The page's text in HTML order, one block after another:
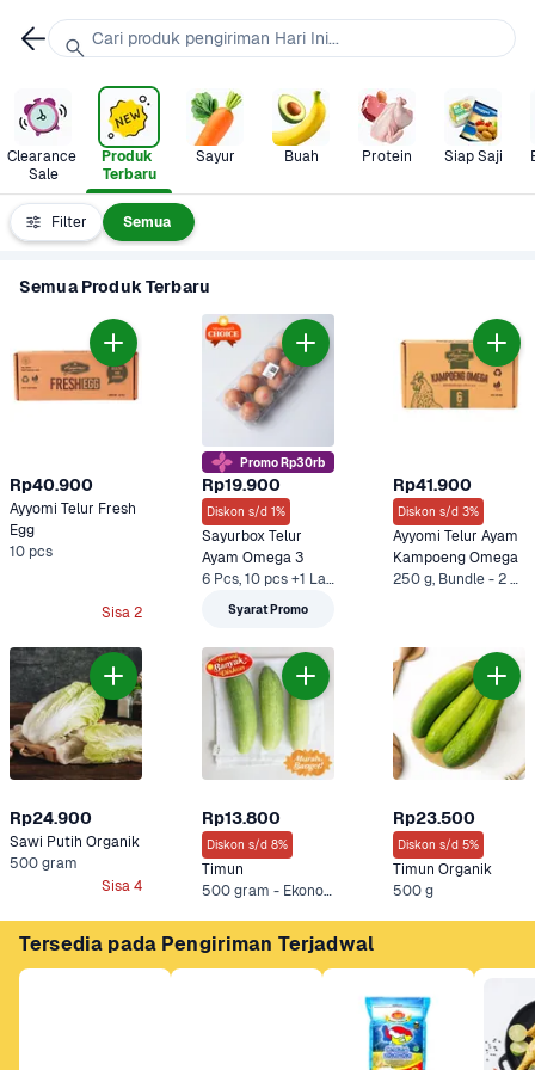
Clearance
Sale
Produk
Terbaru
Sayur Buah Protein Siap Saji
Filter Semua
Semua Produk Terbaru
Rp40.900
Ayyomi Telur Fresh
Egg
10 pcs
Sisa 2
Promo Rp30rb
Rp19.900
Diskon s/d 1%
Sayurbox Telur
Ayam Omega 3
6 Pcs, 10 pcs +1 Lainnya
Syarat Promo
Rp41.900
Diskon s/d 3%
Ayyomi Telur Ayam
Kampoeng Omega
250 g, Bundle - 2 x 250 g*
Rp24.900
Sawi Putih Organik
500 gram
Sisa 4
Rp13.800
Diskon s/d 8%
Timun
500 gram - Ekonomis, 500 g +2 Lainnya
Rp23.500
Diskon s/d 5%
Timun Organik
500 g
Tersedia pada Pengiriman Terjadwal
Cari produk pengiriman Hari Ini...